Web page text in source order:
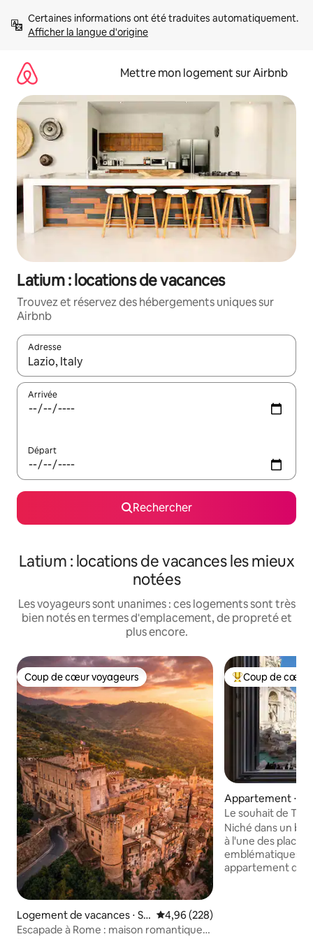
directement
Afficher la langue d'origine
Mettre mon logement sur Airbnb
Latium : locations de vacances
Trouvez et réservez des hébergements uniques sur
Airbnb
Adresse
Lorsque les résultats s'affichent, utilisez les flèches vers le
Arrivée
Départ
Rechercher
Latium : locations de vacances les mieux
notées
Les voyageurs sont unanimes : ces logements sont très
bien notés en termes d'emplacement, de propreté et
plus encore.
Coup de cœur voyageurs
Coup de cœur voyageurs
Logement de vacances ⋅ Sa
n Gregorio da Sassola
Évaluation moyenne sur la
4,96 (228)
Escapade à Rome : maison romantique
Coups de cœur
Coup de cœur
Appartement ⋅
Le souhait de
la fontaine de
Niché dans un
à l'une des places
emblématiques
appartement